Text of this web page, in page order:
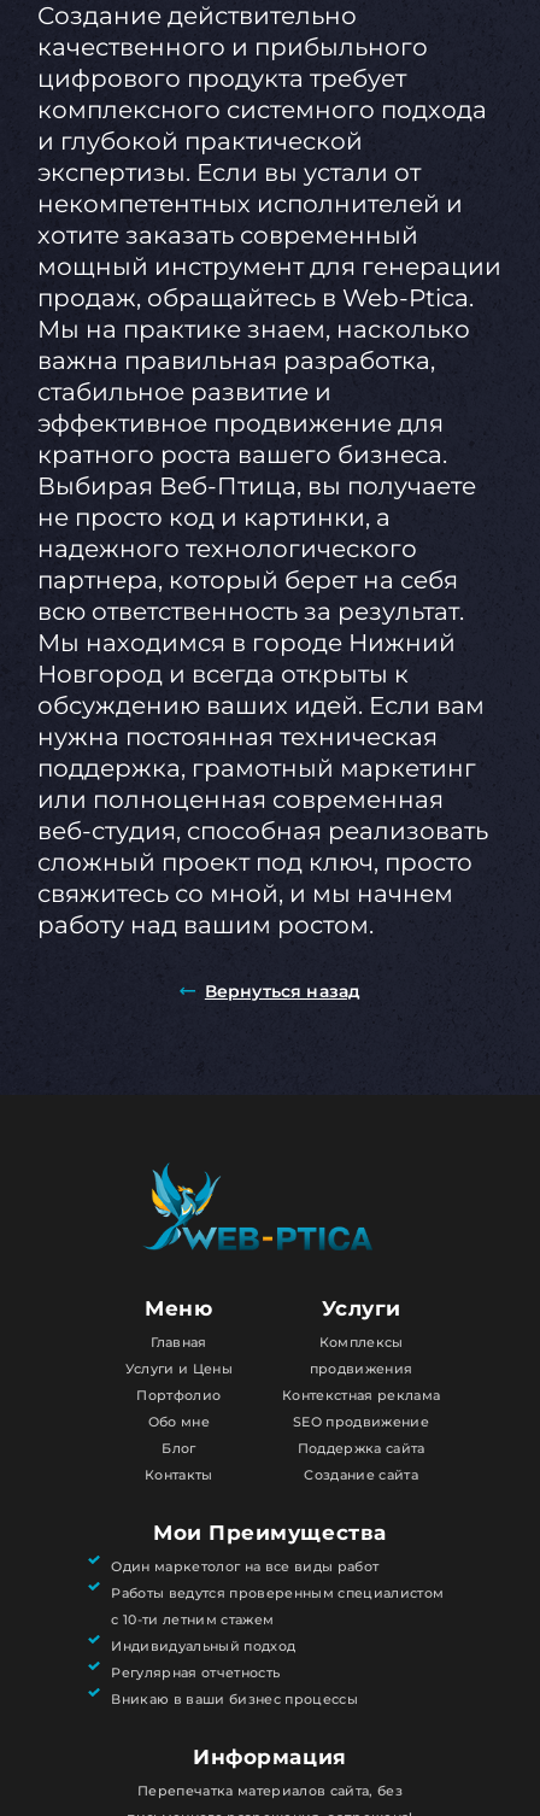
Создание действительно
качественного и прибыльного
цифрового продукта требует
комплексного системного подхода
и глубокой практической
экспертизы. Если вы устали от
некомпетентных исполнителей и
хотите заказать современный
мощный инструмент для генерации
продаж, обращайтесь в Web-Ptica.
Мы на практике знаем, насколько
важна правильная разработка,
стабильное развитие и
эффективное продвижение для
кратного роста вашего бизнеса.
Выбирая Веб-Птица, вы получаете
не просто код и картинки, а
надежного технологического
партнера, который берет на себя
всю ответственность за результат.
Мы находимся в городе Нижний
Новгород и всегда открыты к
обсуждению ваших идей. Если вам
нужна постоянная техническая
поддержка, грамотный маркетинг
или полноценная современная
веб-студия, способная реализовать
сложный проект под ключ, просто
свяжитесь со мной, и мы начнем
работу над вашим ростом.
Вернуться назад
Меню
Главная
Услуги и Цены
Портфолио
Обо мне
Блог
Контакты
Услуги
Комплексы
продвижения
Контекстная реклама
SEO продвижение
Поддержка сайта
Создание сайта
Мои Преимущества
Один маркетолог на все виды работ
Работы ведутся проверенным специалистом
с 10-ти летним стажем
Индивидуальный подход
Регулярная отчетность
Вникаю в ваши бизнес процессы
Информация
Перепечатка материалов сайта, без